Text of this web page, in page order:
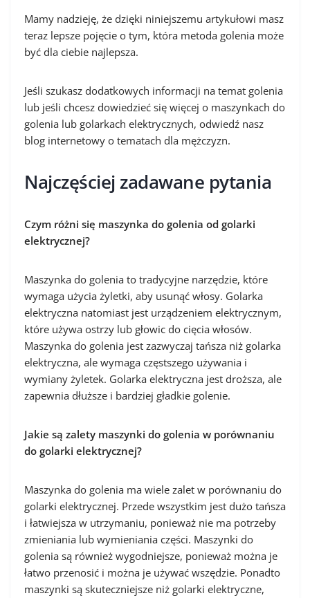
Mamy nadzieję, że dzięki niniejszemu artykułowi masz
teraz lepsze pojęcie o tym, która metoda golenia może
być dla ciebie najlepsza.
Jeśli szukasz dodatkowych informacji na temat golenia
lub jeśli chcesz dowiedzieć się więcej o maszynkach do
golenia lub golarkach elektrycznych, odwiedź nasz
blog internetowy o tematach dla mężczyzn.
Najczęściej zadawane pytania
Czym różni się maszynka do golenia od golarki
elektrycznej?
Maszynka do golenia to tradycyjne narzędzie, które
wymaga użycia żyletki, aby usunąć włosy. Golarka
elektryczna natomiast jest urządzeniem elektrycznym,
które używa ostrzy lub głowic do cięcia włosów.
Maszynka do golenia jest zazwyczaj tańsza niż golarka
elektryczna, ale wymaga częstszego używania i
wymiany żyletek. Golarka elektryczna jest droższa, ale
zapewnia dłuższe i bardziej gładkie golenie.
Jakie są zalety maszynki do golenia w porównaniu
do golarki elektrycznej?
Maszynka do golenia ma wiele zalet w porównaniu do
golarki elektrycznej. Przede wszystkim jest dużo tańsza
i łatwiejsza w utrzymaniu, ponieważ nie ma potrzeby
zmieniania lub wymieniania części. Maszynki do
golenia są również wygodniejsze, ponieważ można je
łatwo przenosić i można je używać wszędzie. Ponadto
maszynki są skuteczniejsze niż golarki elektryczne,